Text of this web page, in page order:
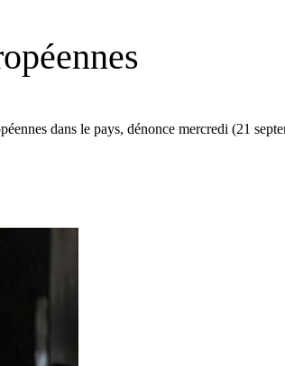
dans le pays, dénonce mercredi (21